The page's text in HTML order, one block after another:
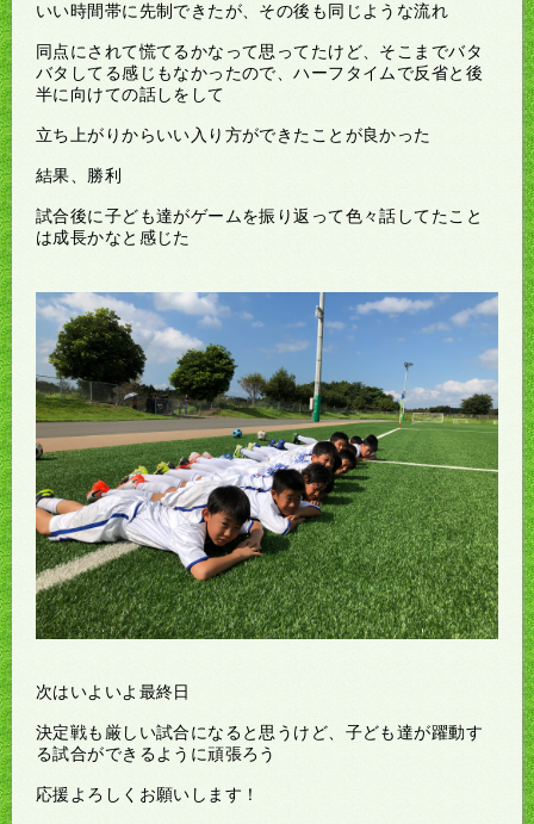
いい時間帯に先制できたが、その後も同じような流れ
同点にされて慌てるかなって思ってたけど、そこまでバタ
バタしてる感じもなかったので、ハーフタイムで反省と後
半に向けての話しをして
立ち上がりからいい入り方ができたことが良かった
結果、勝利
試合後に子ども達がゲームを振り返って色々話してたこと
は成長かなと感じた
次はいよいよ最終日
決定戦も厳しい試合になると思うけど、子ども達が躍動す
る試合ができるように頑張ろう
応援よろしくお願いします！